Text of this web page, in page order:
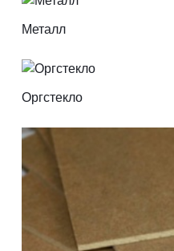
Металл
Оргстекло